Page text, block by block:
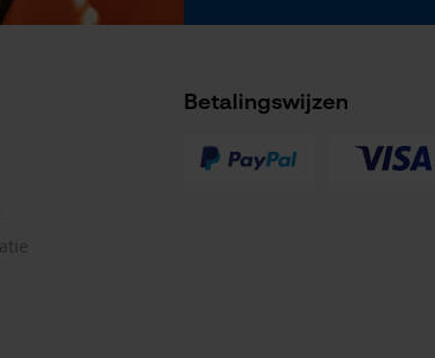
Betalingswijzen
Geo-IP en gebruikersdetectie